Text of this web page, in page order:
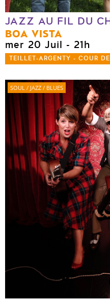
JAZZ AU FIL DU
BOA VISTA
mer 20 Juil - 21h
TEILLET-ARGENTY - COUR
SOUL / JAZZ / BLUES